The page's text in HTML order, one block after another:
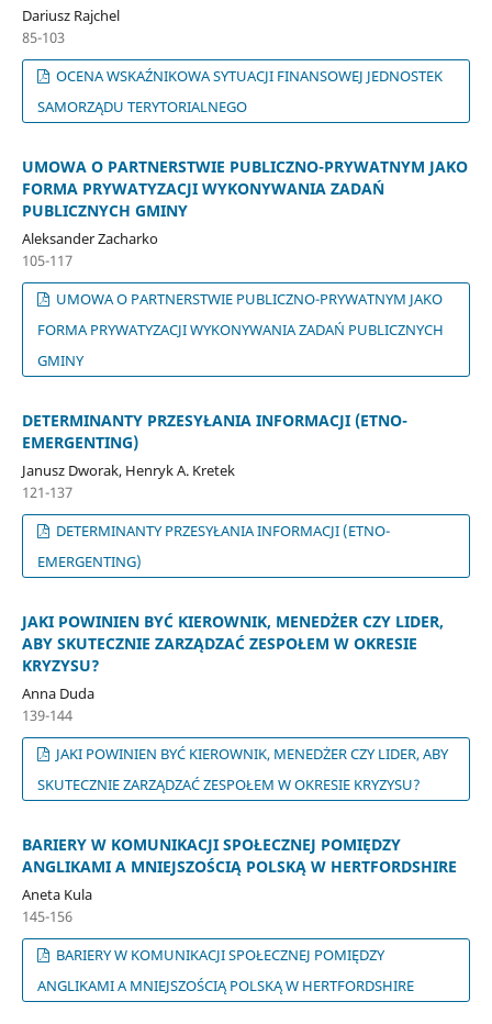
Dariusz Rajchel
85-103
OCENA WSKAŹNIKOWA SYTUACJI FINANSOWEJ JEDNOSTEK
SAMORZĄDU TERYTORIALNEGO
UMOWA O PARTNERSTWIE PUBLICZNO-PRYWATNYM JAKO
FORMA PRYWATYZACJI WYKONYWANIA ZADAŃ
PUBLICZNYCH GMINY
Aleksander Zacharko
105-117
UMOWA O PARTNERSTWIE PUBLICZNO-PRYWATNYM JAKO
FORMA PRYWATYZACJI WYKONYWANIA ZADAŃ PUBLICZNYCH
GMINY
DETERMINANTY PRZESYŁANIA INFORMACJI (ETNO-
EMERGENTING)
Janusz Dworak, Henryk A. Kretek
121-137
DETERMINANTY PRZESYŁANIA INFORMACJI (ETNO-
EMERGENTING)
JAKI POWINIEN BYĆ KIEROWNIK, MENEDŻER CZY LIDER,
ABY SKUTECZNIE ZARZĄDZAĆ ZESPOŁEM W OKRESIE
KRYZYSU?
Anna Duda
139-144
JAKI POWINIEN BYĆ KIEROWNIK, MENEDŻER CZY LIDER, ABY
SKUTECZNIE ZARZĄDZAĆ ZESPOŁEM W OKRESIE KRYZYSU?
BARIERY W KOMUNIKACJI SPOŁECZNEJ POMIĘDZY
ANGLIKAMI A MNIEJSZOŚCIĄ POLSKĄ W HERTFORDSHIRE
Aneta Kula
145-156
BARIERY W KOMUNIKACJI SPOŁECZNEJ POMIĘDZY
ANGLIKAMI A MNIEJSZOŚCIĄ POLSKĄ W HERTFORDSHIRE